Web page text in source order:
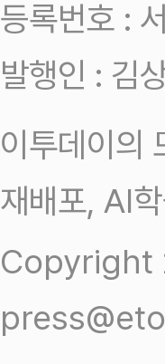
등록번호 :
발행인 : 김
이투데이의
재배포, AI
Copyright